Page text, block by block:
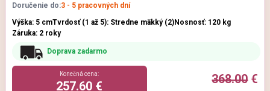
Doručenie do:3 - 5 pracovných dní
Výška: 5 cmTvrdosť (1 až 5): Stredne mäkký (2)Nosnosť: 120 kg
Záruka: 2 roky
Doprava zadarmo
368.00€
Konečná cena:
257.60 €